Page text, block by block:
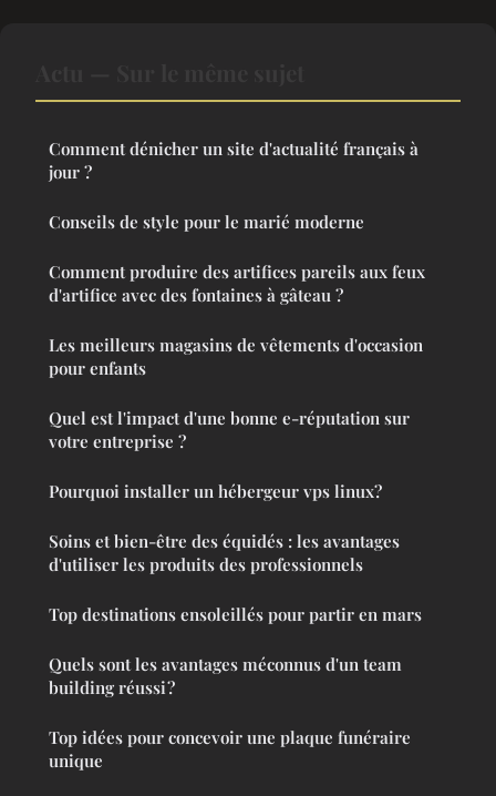
Comment dénicher un site d'actualité français à
jour ?
Conseils de style pour le marié moderne
Comment produire des artifices pareils aux feux
d'artifice avec des fontaines à gâteau ?
Les meilleurs magasins de vêtements d'occasion
pour enfants
Quel est l'impact d'une bonne e-réputation sur
votre entreprise ?
Pourquoi installer un hébergeur vps linux?
Soins et bien-être des équidés : les avantages
d'utiliser les produits des professionnels
Top destinations ensoleillés pour partir en mars
Quels sont les avantages méconnus d'un team
building réussi ?
Top idées pour concevoir une plaque funéraire
unique